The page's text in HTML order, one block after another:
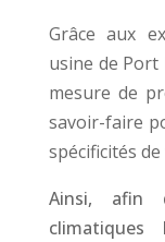
Grâce aux
usine de Port
mesure de
savoir-faire
spécificités
Ainsi, afin
climatiques